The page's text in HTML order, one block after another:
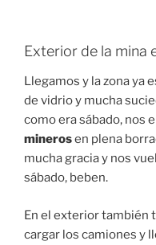
Exterior de la mina
Llegamos y la zona ya
de vidrio y mucha
como era sábado, nos
minerosen plena
mucha gracia y nos
sábado, beben.
En el exterior también
cargar los camiones y